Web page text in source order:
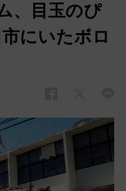
、目玉のぴ
にいたボロ